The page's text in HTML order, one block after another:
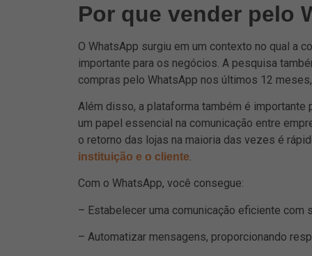
Por que vender pelo
O WhatsApp surgiu em um contexto no qual a
importante para os negócios. A pesquisa
compras pelo WhatsApp nos últimos 12
Além disso, a plataforma também é importante
um papel essencial na comunicação entre
o retorno das lojas na maioria das vezes é
instituição e o cliente.
Com o WhatsApp, você consegue:
– Estabelecer uma comunicação eficiente
– Automatizar mensagens, proporcionando